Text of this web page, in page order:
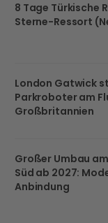
8 Tage Türkische
Sterne-Ressort
London Gatwick
Parkroboter am
Großbritannien
Großer Umbau
Süd ab 2027:
Anbindung